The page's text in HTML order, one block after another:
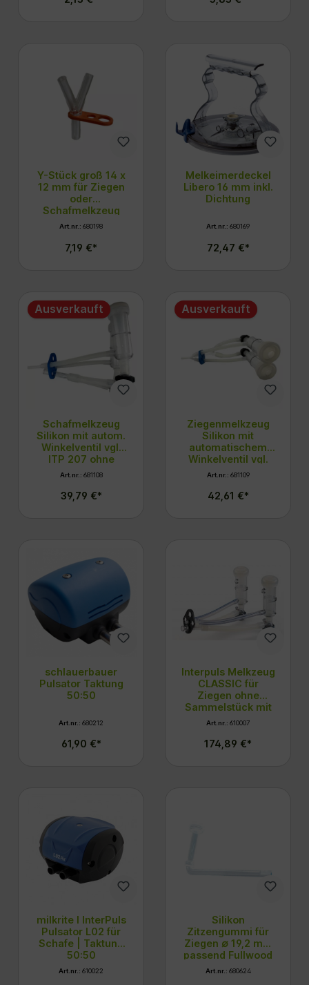
Y-Stück groß 14 x
12 mm für Ziegen
oder
Schafmelkzeug
Standard
Art.nr.: 680198
7,19 €*
Melkeimerdeckel
Libero 16 mm inkl.
Dichtung
Art.nr.: 680169
72,47 €*
Ausverkauft
Schafmelkzeug
Silikon mit autom.
Winkelventil vgl.
ITP 207 ohne
Sammelstück
Art.nr.: 681108
39,79 €*
Ausverkauft
Ziegenmelkzeug
Silikon mit
automatischem
Winkelventil vgl.
ITP 207
Art.nr.: 681109
42,61 €*
schlauerbauer
Pulsator Taktung
50:50
Art.nr.: 680212
61,90 €*
Interpuls Melkzeug
CLASSIC für
Ziegen ohne
Sammelstück mit
ITP 205
m Winkelventil
Art.nr.: 610007
174,89 €*
milkrite I InterPuls
Pulsator L02 für
Schafe | Taktung
50:50
Art.nr.: 610022
Silikon
Zitzengummi für
Ziegen ∅ 19,2 mm
passend Fullwood
Art.nr.: 680624